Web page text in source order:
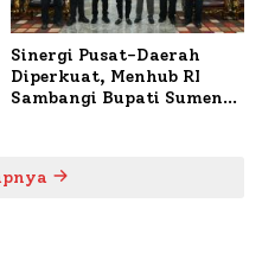
Sinergi Pusat-Daerah
Diperkuat, Menhub RI
Sambangi Bupati Sumenep